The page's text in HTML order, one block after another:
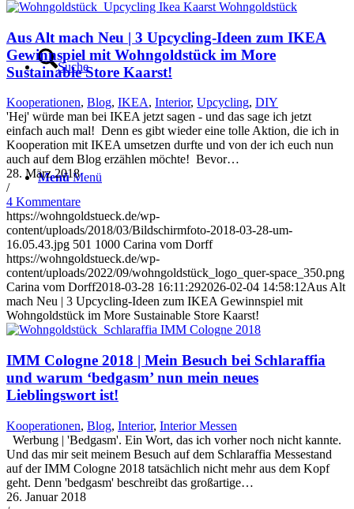
Suche
Menü Menü
Aus Alt mach Neu | 3 Upcycling-Ideen zum IKEA
Gewinnspiel mit Wohngoldstück im More
Sustainable Store Kaarst!
Kooperationen, Blog, IKEA, Interior, Upcycling, DIY
'Hej' würde man bei IKEA jetzt sagen - und das sage ich jetzt
einfach auch mal! Denn es gibt wieder eine tolle Aktion, die ich in
Kooperation mit IKEA umsetzen durfte und von der ich euch nun
auch auf dem Blog erzählen möchte! Bevor…
28. März 2018
/
4 Kommentare
https://wohngoldstueck.de/wp-
content/uploads/2018/03/Bildschirmfoto-2018-03-28-um-
16.05.43.jpg 501 1000 Carina vom Dorff
https://wohngoldstueck.de/wp-
content/uploads/2022/09/wohngoldstück_logo_quer-space_350.png
Carina vom Dorff2018-03-28 16:11:292026-02-04 14:58:12Aus Alt
mach Neu | 3 Upcycling-Ideen zum IKEA Gewinnspiel mit
Wohngoldstück im More Sustainable Store Kaarst!
IMM Cologne 2018 | Mein Besuch bei Schlaraffia
und warum ‘bedgasm’ nun mein neues
Lieblingswort ist!
Kooperationen, Blog, Interior, Interior Messen
Werbung | 'Bedgasm'. Ein Wort, das ich vorher noch nicht kannte.
Und das mir seit meinem Besuch auf dem Schlaraffia Messestand
auf der IMM Cologne 2018 tatsächlich nicht mehr aus dem Kopf
geht. Denn 'bedgasm' beschreibt das großartige…
26. Januar 2018